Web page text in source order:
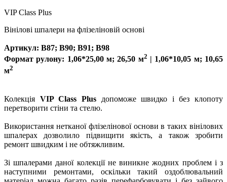
VIP Class Plus
Вінілові шпалери на флізеліновій основі
Артикул: В87; В90; В91; В98
Формат рулону: 1,06*25,00 м; 26,50 м2 | 1,06*10,05 м; 10,65
м2
Колекція VIP Class Plusдопоможе швидко і без клопоту
перетворити стіни та стелю.
Використання нетканої флізелінової основи в таких вінілових
шпалерах дозволило підвищити якість, а також зробити
ремонт швидким і не обтяжливим.
Зі шпалерами даної колекції не виникне жодних проблем і з
наступними ремонтами, оскільки такий оздоблювальний